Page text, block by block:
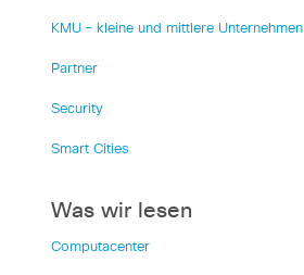
KMU – kleine und mittlere Unternehmen
Partner
Security
Smart Cities
Was wir lesen
Computacenter